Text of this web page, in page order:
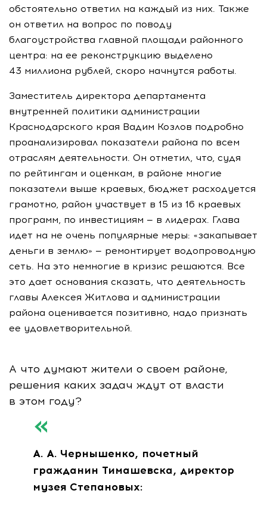
обстоятельно ответил на каждый из них. Также
он ответил на вопрос по поводу
благоустройства главной площади районного
центра: на ее реконструкцию выделено
43 миллиона рублей, скоро начнутся работы.
Заместитель директора департамента
внутренней политики администрации
Краснодарского края Вадим Козлов подробно
проанализировал показатели района по всем
отраслям деятельности. Он отметил, что, судя
по рейтингам и оценкам, в районе многие
показатели выше краевых, бюджет расходуется
грамотно, район участвует в 15 из 16 краевых
программ, по инвестициям — в лидерах. Глава
идет на не очень популярные меры: «закапывает
деньги в землю» — ремонтирует водопроводную
сеть. На это немногие в кризис решаются. Все
это дает основания сказать, что деятельность
главы Алексея Житлова и администрации
района оценивается позитивно, надо признать
ее удовлетворительной.
А что думают жители о своем районе,
решения каких задач ждут от власти
в этом году?
А. А. Чернышенко, почетный
гражданин Тимашевска, директор
музея Степановых: